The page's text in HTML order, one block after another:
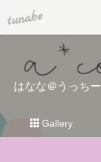
tuna.be
はなな＠うっちー
Gallery